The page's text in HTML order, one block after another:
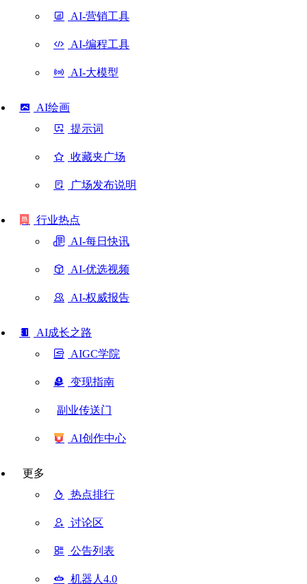
AI-营销工具
AI-编程工具
AI-大模型
AI绘画
提示词
收藏夹广场
广场发布说明
行业热点
AI-每日快讯
AI-优选视频
AI-权威报告
AI成长之路
AIGC学院
变现指南
副业传送门
AI创作中心
更多
热点排行
讨论区
公告列表
机器人4.0